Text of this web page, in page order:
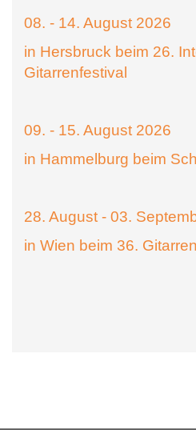
08. - 14. August 2026
in Hersbruck beim 26.
Gitarrenfestival
09. - 15. August 2026
in Hammelburg beim
28. August - 03.
in Wien beim 36.